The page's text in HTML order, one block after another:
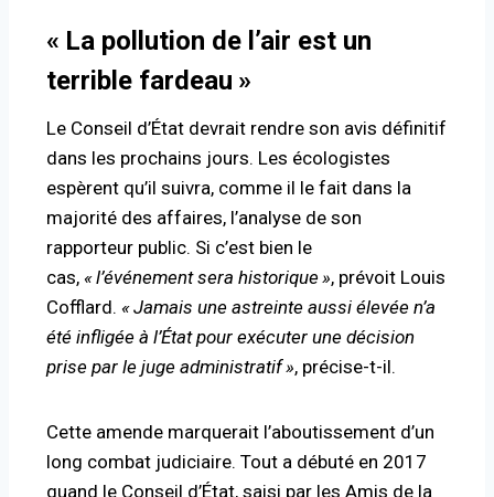
« La pollution de l’air est un
terrible fardeau »
Le Conseil d’État devrait rendre son avis définitif
dans les prochains jours. Les écologistes
espèrent qu’il suivra, comme il le fait dans la
majorité des affaires, l’analyse de son
rapporteur public. Si c’est bien le
cas, «l’événement sera historique », prévoit Louis
Cofflard. «Jamais une astreinte aussi élevée n’a
été infligée à l’État pour exécuter une décision
prise par le juge administratif», précise-t-il.
Cette amende marquerait l’aboutissement d’un
long combat judiciaire. Tout a débuté en 2017
quand le Conseil d’État, saisi par les Amis de la